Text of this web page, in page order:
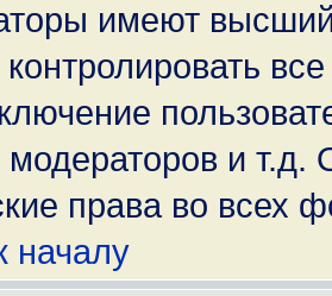
имеют
модераторов и
права во всех
началу